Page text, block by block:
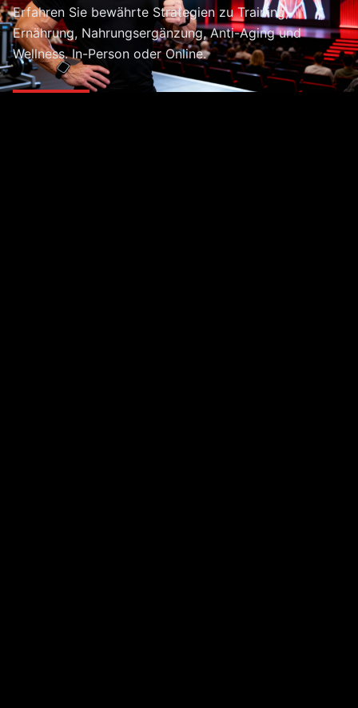
Erfahren Sie bewährte Strategien zu Training,
Ernährung, Nahrungsergänzung, Anti-Aging und
Wellness. In-Person oder Online.